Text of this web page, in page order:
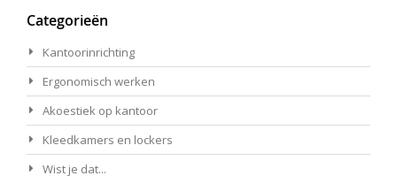
Categorieën
Kantoorinrichting
Ergonomisch werken
Akoestiek op kantoor
Kleedkamers en lockers
Wist je dat...